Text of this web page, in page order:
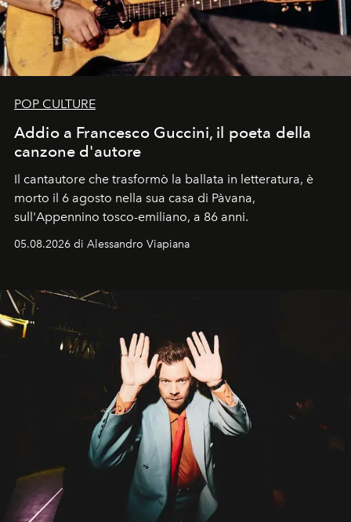
POP CULTURE
Addio a Francesco Guccini, il poeta della
canzone d'autore
Il cantautore che trasformò la ballata in letteratura, è
morto il 6 agosto nella sua casa di Pàvana,
sull'Appennino tosco-emiliano, a 86 anni.
05.08.2026 di Alessandro Viapiana